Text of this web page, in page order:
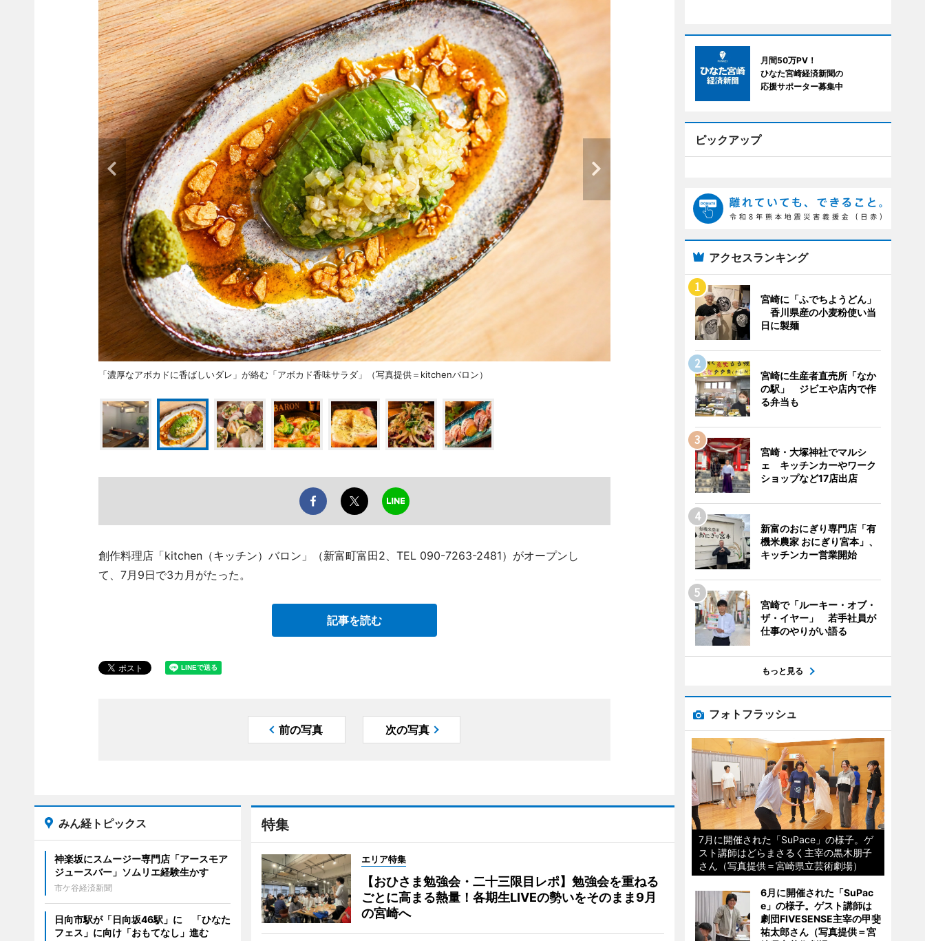
「濃厚なアボカドに香ばしいダレ」が絡む「アボカド香味サラダ」（写真提供＝kitchenバロン）
創作料理店「kitchen（キッチン）バロン」（新富町富田2、TEL 090-7263-2481）がオープンし
て、7月9日で3カ月がたった。
記事を読む
前の写真 次の写真
特集
エリア特集
【おひさま勉強会・二十三限目レポ】勉強会を重ねる
ごとに高まる熱量！各期生LIVEの勢いをそのまま9月
の宮崎へ
みん経トピックス
神楽坂にスムージー専門店「アースモア
ジュースバー」ソムリエ経験生かす
市ケ谷経済新聞
日向市駅が「日向坂46駅」に 「ひなた
フェス」に向け「おもてなし」進む
月間50万PV！
ひなた宮崎経済新聞の
応援サポーター募集中
ピックアップ
アクセスランキング
宮崎に「ふでちようどん」
香川県産の小麦粉使い当
日に製麺
宮崎に生産者直売所「なか
の駅」 ジビエや店内で作
る弁当も
宮崎・大塚神社でマルシ
ェ キッチンカーやワーク
ショップなど17店出店
新富のおにぎり専門店「有
機米農家 おにぎり宮本」、
キッチンカー営業開始
宮崎で「ルーキー・オブ・
ザ・イヤー」 若手社員が
仕事のやりがい語る
もっと見る
フォトフラッシュ
7月に開催された「SuPace」の様子。ゲ
スト講師はどらまさるく主宰の黒木朋子
さん（写真提供＝宮崎県立芸術劇場）
6月に開催された「SuPac
e」の様子。ゲスト講師は
劇団FIVESENSE主宰の甲斐
祐太郎さん（写真提供＝宮